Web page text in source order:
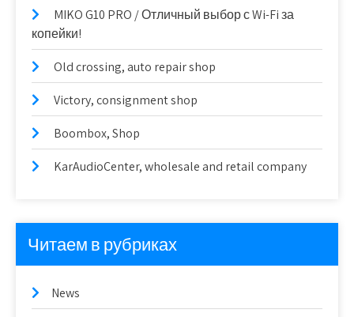
MIKO G10 PRO / Отличный выбор с Wi-Fi за
копейки!
Old crossing, auto repair shop
Victory, consignment shop
Boombox, Shop
KarAudioCenter, wholesale and retail company
Читаем в рубриках
News